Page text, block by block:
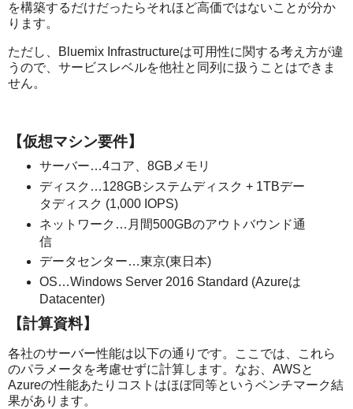
を構築するだけだったらそれほど高価ではないことが分か
ります。
ただし、Bluemix Infrastructureは可用性に関する考え方が違
うので、サービスレベルを他社と同列に扱うことはできま
せん。
【仮想マシン要件】
サーバー…4コア、8GBメモリ
ディスク…128GBシステムディスク + 1TBデー
タディスク (1,000 IOPS)
ネットワーク…月間500GBのアウトバウンド通
信
データセンター…東京(東日本)
OS…Windows Server 2016 Standard (Azureは
Datacenter)
【計算資料】
各社のサーバー性能は以下の通りです。ここでは、これら
のパラメータを考慮せずに計算します。なお、AWSと
Azureの性能あたりコストはほぼ同等というベンチマーク結
果があります。